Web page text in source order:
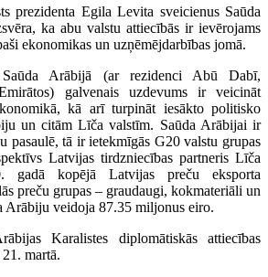
prezidenta Egila Levita sveicienus Saūda
ka abu valstu attiecībās ir ievērojams
ekonomikas un uzņēmējdarbības jomā.
Saūda Arābijā (ar rezidenci Abū Dabī,
galvenais uzdevums ir veicināt
kā arī turpināt iesākto politisko
un citām Līča valstīm. Saūda Arābijai ir
pasaulē, tā ir ietekmīgās G20 valstu grupas
Latvijas tirdzniecības partneris Līča
gadā kopējā Latvijas preču eksporta
preču grupas – graudaugi, kokmateriāli un
Arābiju veidoja 87.35 miljonus eiro.
Karalistes diplomātiskās attiecības
martā.